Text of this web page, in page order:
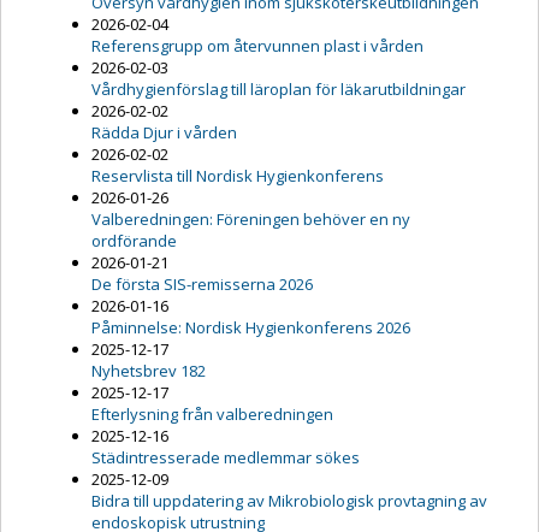
2026-02-04
Referensgrupp om återvunnen plast i vården
2026-02-03
Vårdhygienförslag till läroplan för läkarutbildningar
2026-02-02
Rädda Djur i vården
2026-02-02
Reservlista till Nordisk Hygienkonferens
2026-01-26
Valberedningen: Föreningen behöver en ny
ordförande
2026-01-21
De första SIS-remisserna 2026
2026-01-16
Påminnelse: Nordisk Hygienkonferens 2026
2025-12-17
Nyhetsbrev 182
2025-12-17
Efterlysning från valberedningen
2025-12-16
Städintresserade medlemmar sökes
2025-12-09
Bidra till uppdatering av Mikrobiologisk provtagning av
endoskopisk utrustning